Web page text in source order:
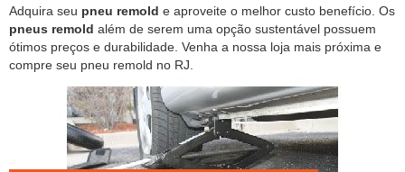
Adquira seu pneu remold e aproveite o melhor custo benefício. Os
pneus remold além de serem uma opção sustentável possuem
ótimos preços e durabilidade. Venha a nossa loja mais próxima e
compre seu pneu remold no RJ.